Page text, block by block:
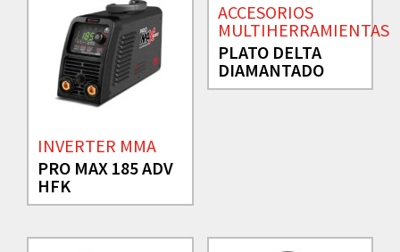
INVERTER MMA
PRO MAX 185 ADV
HFK
ACCESORIOS
MULTIHERRAMIENTAS
PLATO DELTA
DIAMANTADO